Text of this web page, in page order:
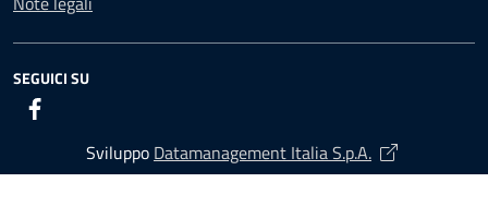
SEGUICI SU
Sviluppo Datamanagement Italia S.p.A.: apre una
: apre un link